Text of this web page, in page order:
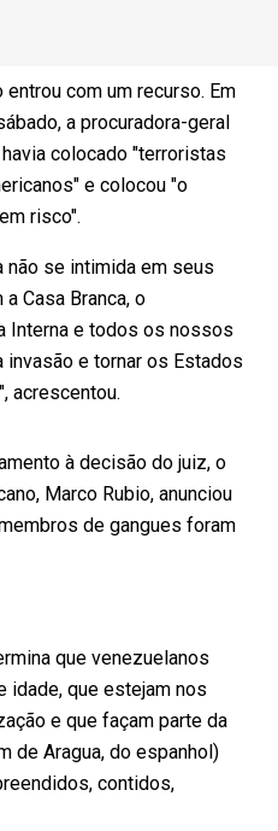
com um recurso. Em
a procuradora-geral
colocado "terroristas
e colocou "o
risco".
não se intimida em seus
Casa Branca, o
Interna e todos os nossos
e tornar os Estados
acrescentou.
à decisão do juiz, o
Marco Rubio, anunciou
de gangues foram
que venezuelanos
idade, que estejam nos
e que façam parte da
de Aragua, do espanhol)
contidos,